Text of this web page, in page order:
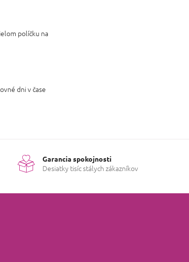
políčku na
dni v čase
Garancia spokojnosti
Desiatky tisíc stálych zákazníkov